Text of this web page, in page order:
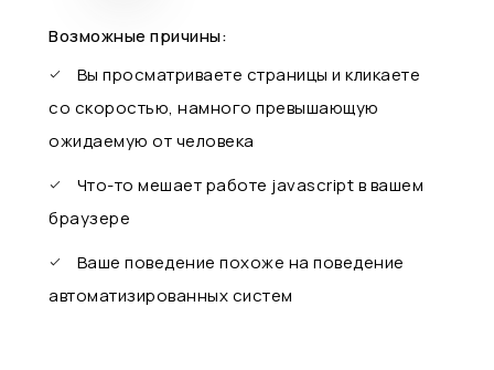
Возможные причины:
Вы просматриваете страницы и кликаете
со скоростью, намного превышающую
ожидаемую от человека
Что-то мешает работе javascript в вашем
браузере
Ваше поведение похоже на поведение
автоматизированных систем